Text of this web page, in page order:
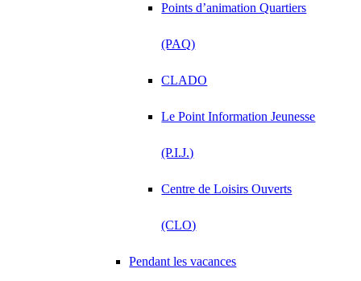
Points d’animation Quartiers
(PAQ)
CLADO
Le Point Information Jeunesse
(P.I.J.)
Centre de Loisirs Ouverts
(CLO)
Pendant les vacances